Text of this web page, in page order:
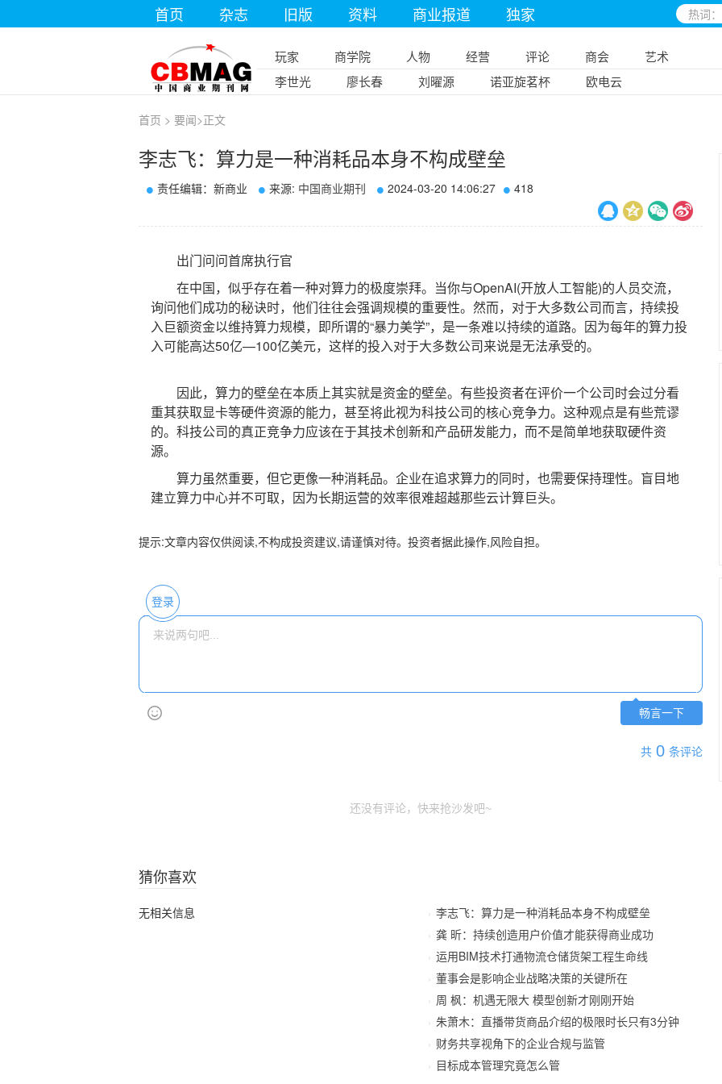
首页 杂志 旧版 资料 商业报道 独家
玩家 商学院 人物 经营 评论 商会
艺术
李世光
廖长春 刘曜源 诺亚旋茗杯 欧电云
首页 > 要闻>正文
李志飞：算力是一种消耗品本身不构成壁垒
责任编辑：新商业 来源: 中国商业期刊 2024-03-20 14:06:27 418
出门问问首席执行官
在中国，似乎存在着一种对算力的极度崇拜。当你与OpenAI(开放人工智能)的人员交流，
询问他们成功的秘诀时，他们往往会强调规模的重要性。然而，对于大多数公司而言，持续投
入巨额资金以维持算力规模，即所谓的“暴力美学”，是一条难以持续的道路。因为每年的算力投
入可能高达50亿—100亿美元，这样的投入对于大多数公司来说是无法承受的。
因此，算力的壁垒在本质上其实就是资金的壁垒。有些投资者在评价一个公司时会过分看
重其获取显卡等硬件资源的能力，甚至将此视为科技公司的核心竞争力。这种观点是有些荒谬
的。科技公司的真正竞争力应该在于其技术创新和产品研发能力，而不是简单地获取硬件资
源。
算力虽然重要，但它更像一种消耗品。企业在追求算力的同时，也需要保持理性。盲目地
建立算力中心并不可取，因为长期运营的效率很难超越那些云计算巨头。
提示:文章内容仅供阅读,不构成投资建议,请谨慎对待。投资者据此操作,风险自担。
登录
畅言一下
共 0 条评论
还没有评论，快来抢沙发吧~
猜你喜欢
无相关信息
李志飞：算力是一种消耗品本身不构成壁垒
龚 昕：持续创造用户价值才能获得商业成功
运用BIM技术打通物流仓储货架工程生命线
董事会是影响企业战略决策的关键所在
周 枫：机遇无限大 模型创新才刚刚开始
朱萧木：直播带货商品介绍的极限时长只有3分钟
财务共享视角下的企业合规与监管
目标成本管理究竟怎么管